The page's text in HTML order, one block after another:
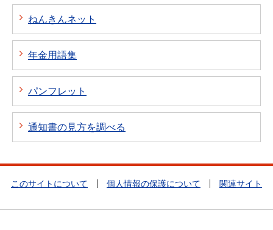
ねんきんネット
年金用語集
パンフレット
通知書の見方を調べる
このサイトについて 個人情報の保護について 関連サイト